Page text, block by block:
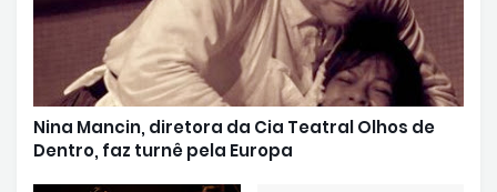
Nina Mancin, diretora da Cia Teatral Olhos de
Dentro, faz turnê pela Europa